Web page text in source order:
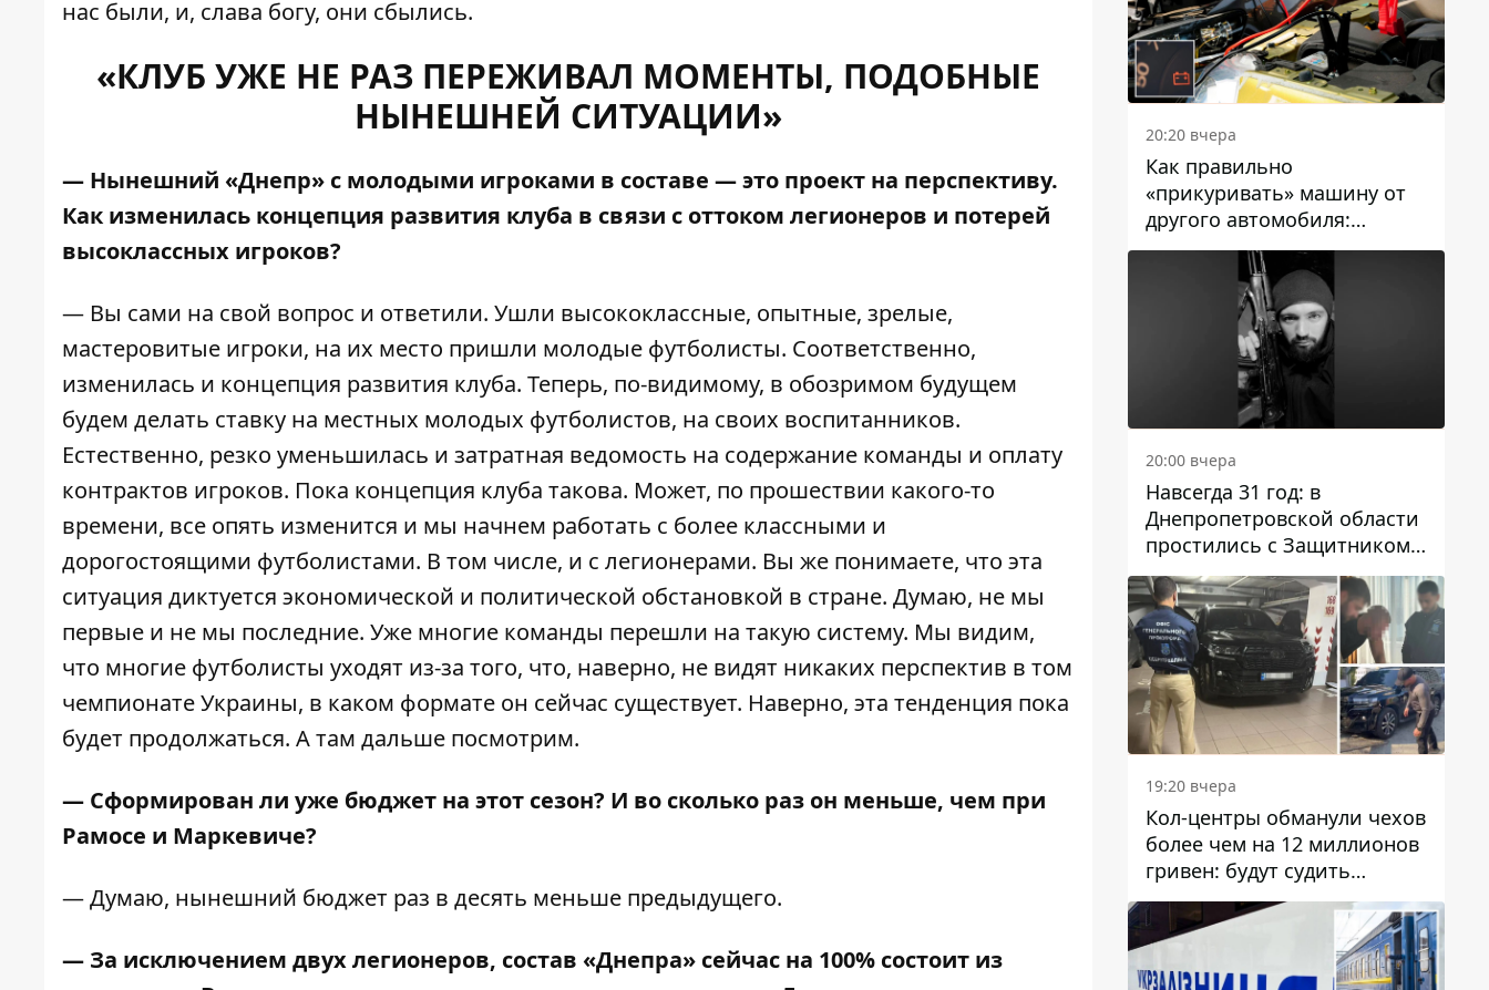
нас были, и, слава богу, они сбылись.
«КЛУБ УЖЕ НЕ РАЗ ПЕРЕЖИВАЛ МОМЕНТЫ, ПОДОБНЫЕ
НЫНЕШНЕЙ СИТУАЦИИ»
— Нынешний «Днепр» с молодыми игроками в составе — это проект на перспективу.
Как изменилась концепция развития клуба в связи с оттоком легионеров и потерей
высоклассных игроков?
— Вы сами на свой вопрос и ответили. Ушли высококлассные, опытные, зрелые,
мастеровитые игроки, на их место пришли молодые футболисты. Соответственно,
изменилась и концепция развития клуба. Теперь, по-видимому, в обозримом будущем
будем делать ставку на местных молодых футболистов, на своих воспитанников.
Естественно, резко уменьшилась и затратная ведомость на содержание команды и оплату
контрактов игроков. Пока концепция клуба такова. Может, по прошествии какого-то
времени, все опять изменится и мы начнем работать с более классными и
дорогостоящими футболистами. В том числе, и с легионерами. Вы же понимаете, что эта
ситуация диктуется экономической и политической обстановкой в стране. Думаю, не мы
первые и не мы последние. Уже многие команды перешли на такую систему. Мы видим,
что многие футболисты уходят из-за того, что, наверно, не видят никаких перспектив в том
чемпионате Украины, в каком формате он сейчас существует. Наверно, эта тенденция пока
будет продолжаться. А там дальше посмотрим.
— Сформирован ли уже бюджет на этот сезон? И во сколько раз он меньше, чем при
Рамосе и Маркевиче?
— Думаю, нынешний бюджет раз в десять меньше предыдущего.
— За исключением двух легионеров, состав «Днепра» сейчас на 100% состоит из
20:20 вчера
Как правильно
«прикуривать» машину от
другого автомобиля:
инструкция для водителей
20:00 вчера
Навсегда 31 год: в
Днепропетровской области
простились с Защитником
Александром Репиным
19:20 вчера
Кол-центры обманули чехов
более чем на 12 миллионов
гривен: будут судить
днепрянина,
организовавшего
транснациональную
преступную организацию